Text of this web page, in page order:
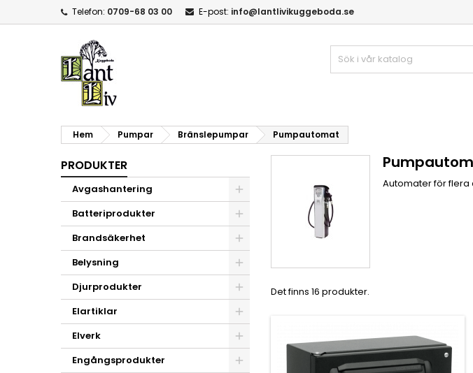
Telefon: 0709-68 03 00 E-post: info@lantlivikuggeboda.se
Hem Pumpar Bränslepumpar Pumpautomat
PRODUKTER
Avgashantering
Batteriprodukter
Brandsäkerhet
Belysning
Djurprodukter
Elartiklar
Elverk
Engångsprodukter
Automater för flera
Det finns 16 produkter.